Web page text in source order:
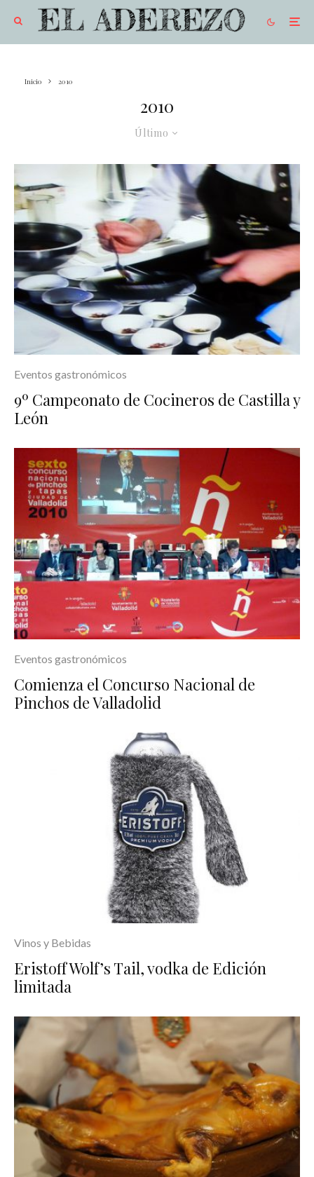
Inicio 2010
2010
Último
Eventos gastronómicos
9º Campeonato de Cocineros de Castilla y
León
Eventos gastronómicos
Comienza el Concurso Nacional de
Pinchos de Valladolid
Vinos y Bebidas
Eristoff Wolf’s Tail, vodka de Edición
limitada